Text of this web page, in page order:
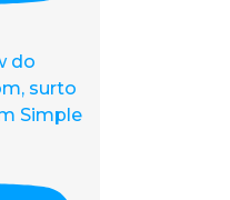
do
surto
Simple